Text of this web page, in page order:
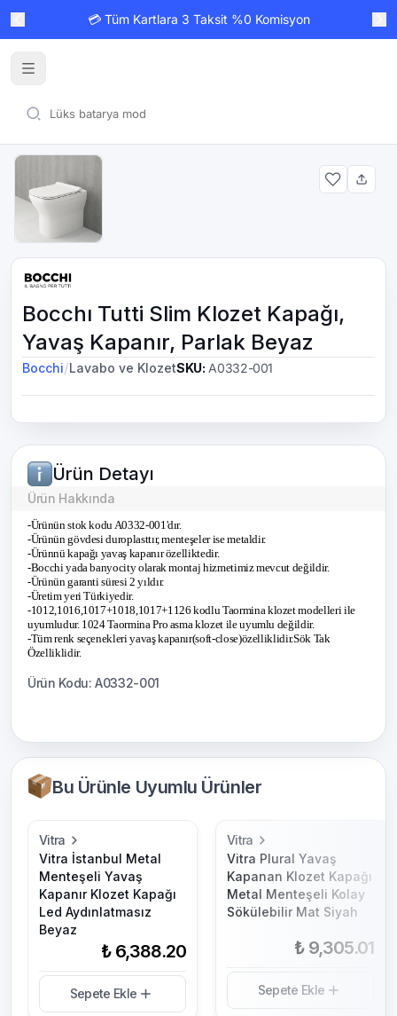
💳 Tüm Kartlara 3 Taksit %0 Komisyon
Bocchı Tutti Slim Klozet Kapağı,
Yavaş Kapanır, Parlak Beyaz
Bocchi/Lavabo ve KlozetSKU: A0332-001
Bu Ürünle Uyumlu Ürünler
Vitra
Vitra İstanbul Metal
Menteşeli Yavaş
Kapanır Klozet Kapağı
Led Aydınlatmasız
Beyaz
₺ 6,388.20
Sepete Ekle
Vitra
Vitra Plural Yavaş
Kapanan Klozet Kapağı
Metal Menteşeli Kolay
Sökülebilir Mat Siyah
₺ 9,305.01
Sepete Ekle
Ürün Detayı
Ürün Hakkında
-Ürünün stok kodu A0332-001'dır.
-Ürünün gövdesi duroplasttır, menteşeler ise metaldir.
-Ürünnü kapağı yavaş kapanır özelliktedir.
-Bocchi yada banyocity olarak montaj hizmetimiz mevcut değildir.
-Ürünün garanti süresi 2 yıldır.
-Üretim yeri Türkiyedir.
-1012,1016,1017+1018,1017+1126 kodlu Taormina klozet modelleri ile
uyumludur. 1024 Taormina Pro asma klozet ile uyumlu değildir.
-Tüm renk seçenekleri yavaş kapanır(soft-close)özelliklidir.Sök Tak
Özelliklidir.
Ürün Kodu: A0332-001